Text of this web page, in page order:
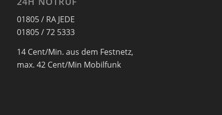
01805 / RA JEDE
01805 / 72 5333
14 Cent/Min. aus dem Festnetz,
max. 42 Cent/Min Mobilfunk